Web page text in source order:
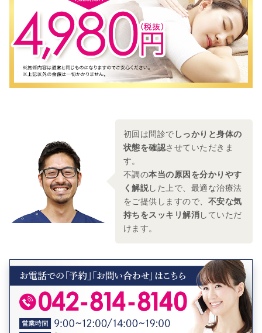
初回は問診で しっかりと身体の
状態を確認させていただきま
す。
不調の本当の原因を分かりやす
く解説した上で、 最適な治療法
をご提供しますので、 不安な気
持ちをスッキリ解消していただ
けます。